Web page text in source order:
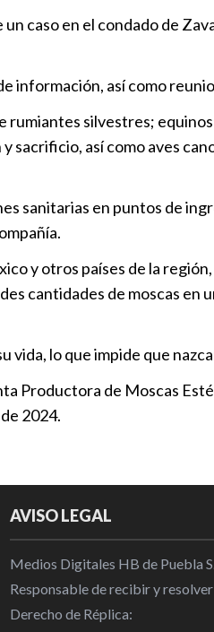
ganaderos
caso en el condado de
información, así como
rumiantes silvestres;
así como aves
sanitarias en puntos de
y otros países de la
cantidades de moscas en
lo que impide que
Productora de Moscas
2024.
AVISO LEGAL
Medios Digitales HB de Puebla
Responsable de recibir y
Derecho de Réplica: